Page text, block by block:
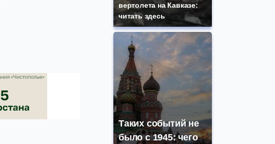
вертолета на Кавказе:
читать здесь
Таких событий не
было с 1945: чего